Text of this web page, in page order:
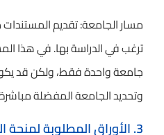
مسار الجامعة: تقديم المستندات
ترغب في الدراسة بها. في هذا
جامعة واحدة فقط، ولكن قد
وتحديد الجامعة المفضلة
3. الأوراق المطلوبة لمنحة الحكومة الكورية